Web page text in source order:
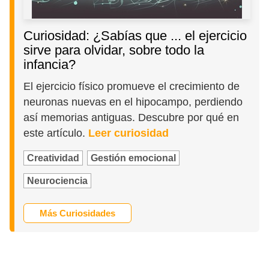
Curiosidad: ¿Sabías que ... el ejercicio
sirve para olvidar, sobre todo la
infancia?
El ejercicio físico promueve el crecimiento de
neuronas nuevas en el hipocampo, perdiendo
así memorias antiguas. Descubre por qué en
este artículo. Leer curiosidad
Creatividad Gestión emocional
Neurociencia
Más Curiosidades